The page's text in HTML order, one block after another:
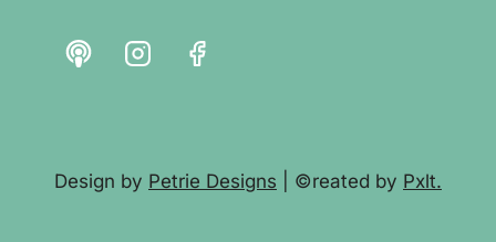
Design by Petrie Designs | ©reated by Pxlt.